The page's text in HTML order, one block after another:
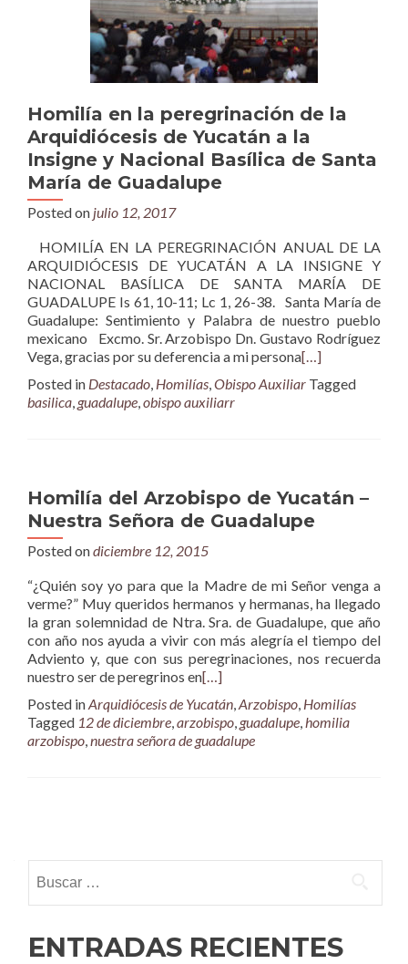
Homilía en la peregrinación de la
Arquidiócesis de Yucatán a la
Insigne y Nacional Basílica de Santa
María de Guadalupe
Posted on julio 12, 2017
HOMILÍA EN LA PEREGRINACIÓN ANUAL DE LA
ARQUIDIÓCESIS DE YUCATÁN A LA INSIGNE Y
NACIONAL BASÍLICA DE SANTA MARÍA DE
GUADALUPE Is 61, 10-11; Lc 1, 26-38. Santa María de
Guadalupe: Sentimiento y Palabra de nuestro pueblo
mexicano Excmo. Sr. Arzobispo Dn. Gustavo Rodríguez
Vega, gracias por su deferencia a mi persona[…]
Posted in Destacado, Homilías,Obispo Auxiliar Tagged
basilica, guadalupe,obispo auxiliarr
Homilía del Arzobispo de Yucatán –
Nuestra Señora de Guadalupe
Posted ondiciembre 12, 2015
“¿Quién soy yo para que la Madre de mi Señor venga a
verme?” Muy queridos hermanos y hermanas, ha llegado
la gran solemnidad de Ntra. Sra. de Guadalupe, que año
con año nos ayuda a vivir con más alegría el tiempo del
Adviento y, que con sus peregrinaciones, nos recuerda
nuestro ser de peregrinos en[…]
Posted inArquidiócesis de Yucatán,Arzobispo, Homilías
Tagged 12 de diciembre,arzobispo, guadalupe,homilia
arzobispo,nuestra señora de guadalupe
navigation
ENTRADAS RECIENTES